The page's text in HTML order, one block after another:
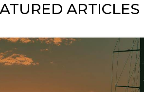
ARTICLES